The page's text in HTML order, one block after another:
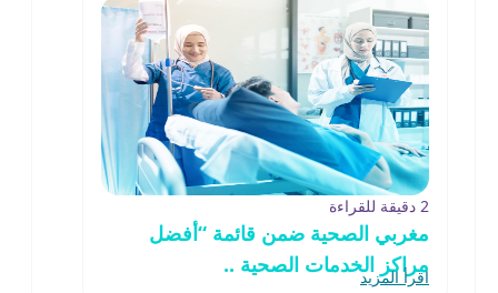
2 دقيقة للقراءة
مغربي الصحية ضمن قائمة “أفضل
مراكز الخدمات الصحية ..
اقرأ المزيد